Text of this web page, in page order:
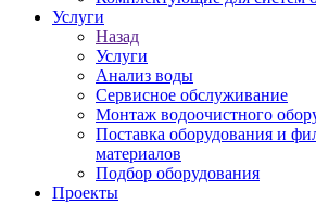
Услуги
Назад
Услуги
Анализ воды
Сервисное обслуживание
Монтаж водоочистного
Поставка оборудования и
материалов
Подбор оборудования
Проекты